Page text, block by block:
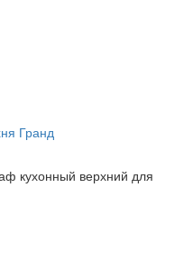
Гранд
кухонный верхний для